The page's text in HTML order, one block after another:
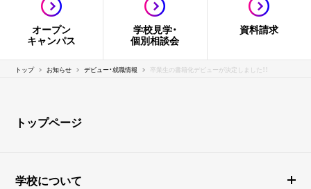
オープン
キャンパス
学校見学・
個別相談会
資料請求
トップ お知らせ デビュー・就職情報 卒業生の書籍化デビューが決定しました！！
トップページ
学校について